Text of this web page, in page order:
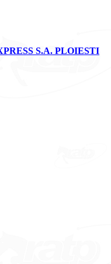
S.A. PLOIESTI